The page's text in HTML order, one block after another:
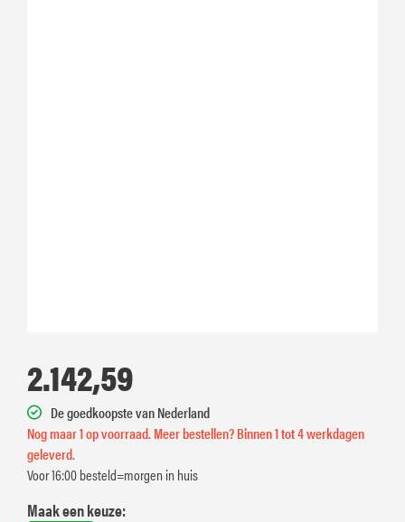
2.142,59
De goedkoopste van Nederland
Nog maar 1 op voorraad. Meer bestellen? Binnen 1 tot 4 werkdagen
geleverd.
Voor 16:00 besteld=morgen in huis
Maak een keuze: